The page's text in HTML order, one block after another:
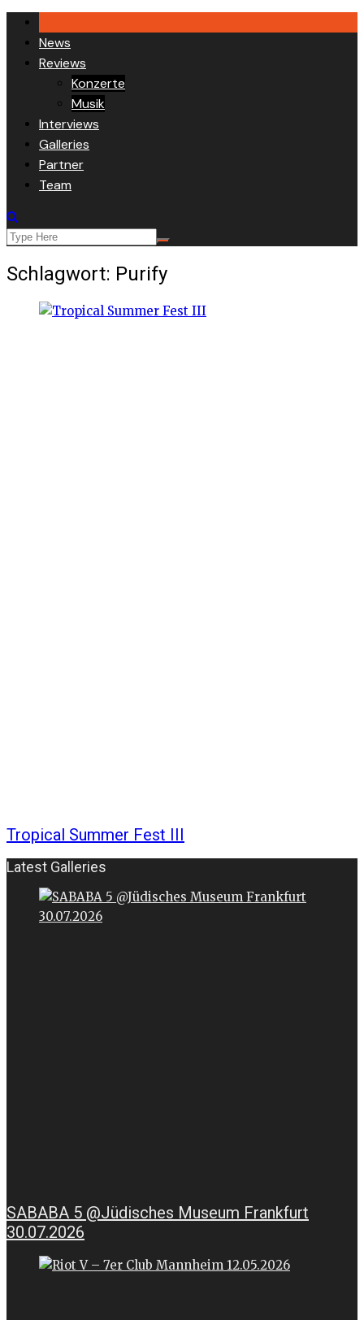
Skip
content
News
Reviews
Konzerte
Musik
Interviews
Galleries
Partner
Team
Schlagwort: Purify
Tropical Summer Fest III
Latest Galleries
SABABA 5 @Jüdisches Museum Frankfurt
30.07.2026